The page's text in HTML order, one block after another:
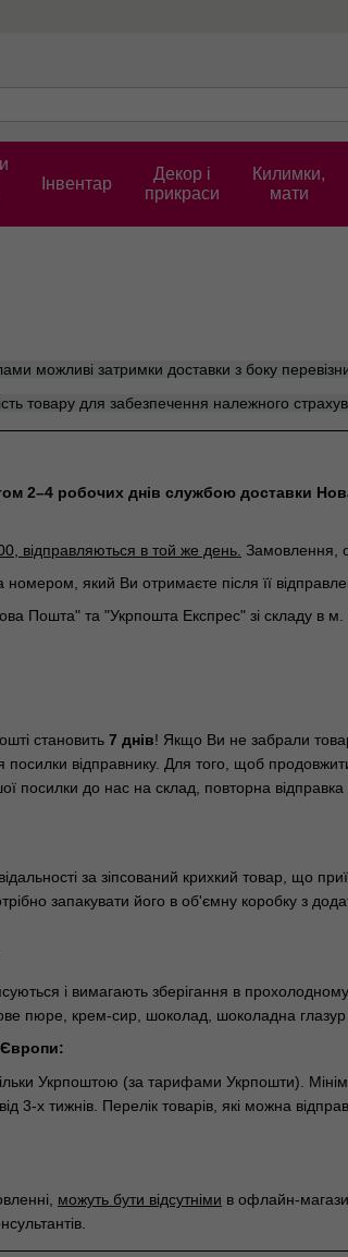
Інвентар
Декор і
прикраси
Килимки,
мати
можливі затримки доставки з боку
товару для забезпечення належного
2–4 робочих днів службою доставки
відправляються в той же день. Замовлення,
який Ви отримаєте після її
Пошта" та "Укрпошта Експрес" зі складу в
становить 7 днів! Якщо Ви не забрали
посилки відправнику. Для того, щоб
до нас на склад, повторна відправка
за зіпсований крихкий товар, що
запакувати його в об'ємну коробку з
і вимагають зберігання в
пюре, крем-сир, шоколад, шоколадна глазур і
Європи:
Укрпоштою (за тарифами Укрпошти).
3-х тижнів. Перелік товарів, які можна
можуть бути відсутніми в офлайн-